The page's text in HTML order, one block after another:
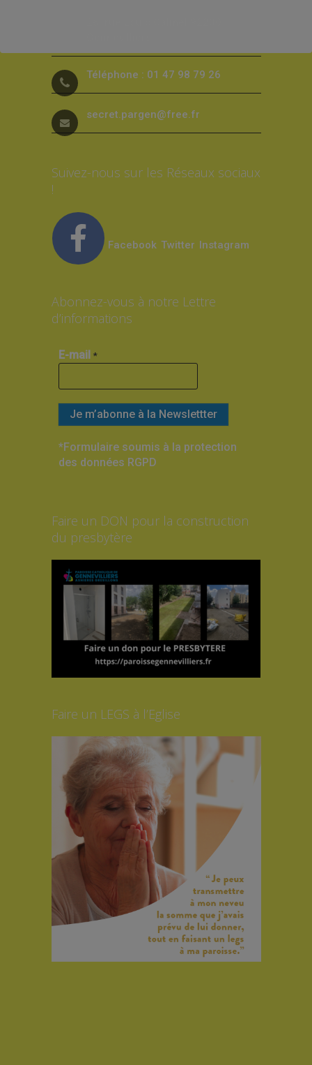
Téléphone : 01 47 98 79 26
secret.pargen@free.fr
Suivez-nous sur les Réseaux sociaux
!
Facebook Twitter Instagram
Abonnez-vous à notre Lettre
d’informations
E-mail *
*Formulaire soumis à la protection
des données RGPD
Faire un DON pour la construction
du presbytère
Faire un LEGS à l’Eglise